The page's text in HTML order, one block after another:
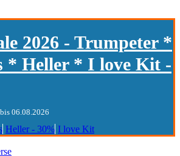
2026 - Trumpeter *
* Heller * I love Kit -
06.08.2026
Heller - 30% I love Kit